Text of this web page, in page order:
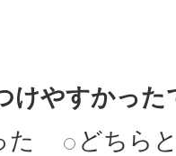
けやすかった
た
どちら